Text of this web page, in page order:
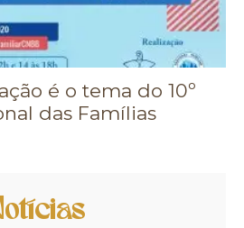
é o tema do 10º
das Famílias